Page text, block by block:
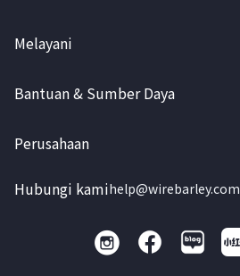
Melayani
Bantuan & Sumber Daya
Perusahaan
Hubungi kamihelp@wirebarley.com